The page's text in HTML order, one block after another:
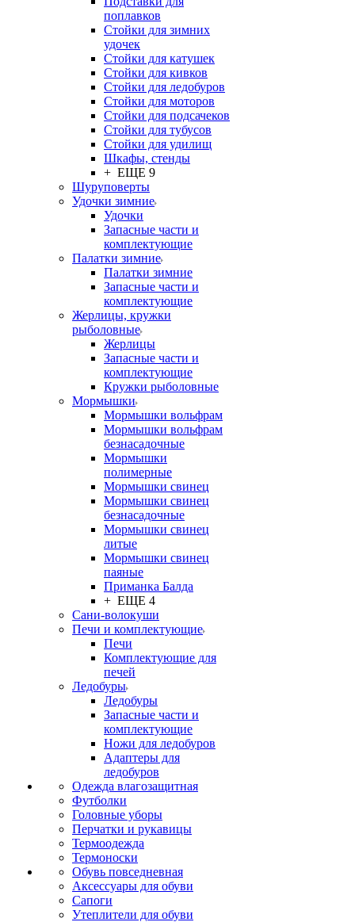
поплавков
Стойки для зимних
удочек
Стойки для катушек
Стойки для кивков
Стойки для ледобуров
Стойки для моторов
Стойки для подсачеков
Стойки для тубусов
Стойки для удилищ
Шкафы, стенды
+ ЕЩЕ 9
Шуруповерты
Удочки зимние
Удочки
Запасные части и
комплектующие
Палатки зимние
Палатки зимние
Запасные части и
комплектующие
Жерлицы, кружки
рыболовные
Жерлицы
Запасные части и
комплектующие
Кружки рыболовные
Мормышки
Мормышки вольфрам
Мормышки вольфрам
безнасадочные
Мормышки
полимерные
Мормышки свинец
Мормышки свинец
безнасадочные
Мормышки свинец
литые
Мормышки свинец
паяные
Приманка Балда
+ ЕЩЕ 4
Сани-волокуши
Печи и комплектующие
Печи
Комплектующие для
печей
Ледобуры
Ледобуры
Запасные части и
комплектующие
Ножи для ледобуров
Адаптеры для
ледобуров
Одежда влагозащитная
Футболки
Головные уборы
Перчатки и рукавицы
Термоодежда
Термоноски
Обувь повседневная
Аксессуары для обуви
Сапоги
Утеплители для обуви